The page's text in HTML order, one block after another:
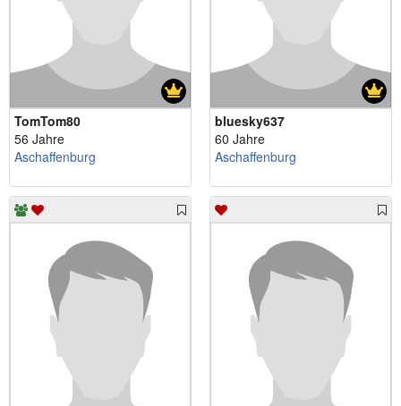
TomTom80
56 Jahre
Aschaffenburg
bluesky637
60 Jahre
Aschaffenburg